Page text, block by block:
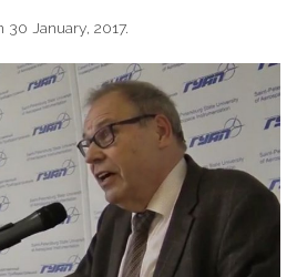
30 January, 2017.